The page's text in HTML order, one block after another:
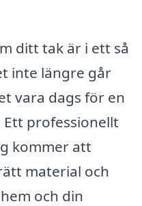
ditt tak är i ett så
inte längre går
vara dags för en
professionellt
kommer att
material och
och din